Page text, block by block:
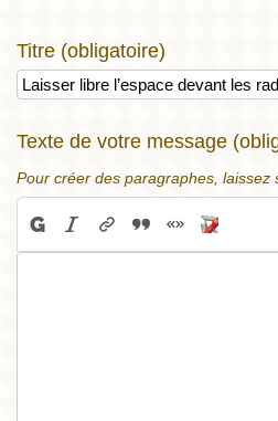
Titre (obligatoire)
Texte de votre message
Pour créer des paragraphes, laissez